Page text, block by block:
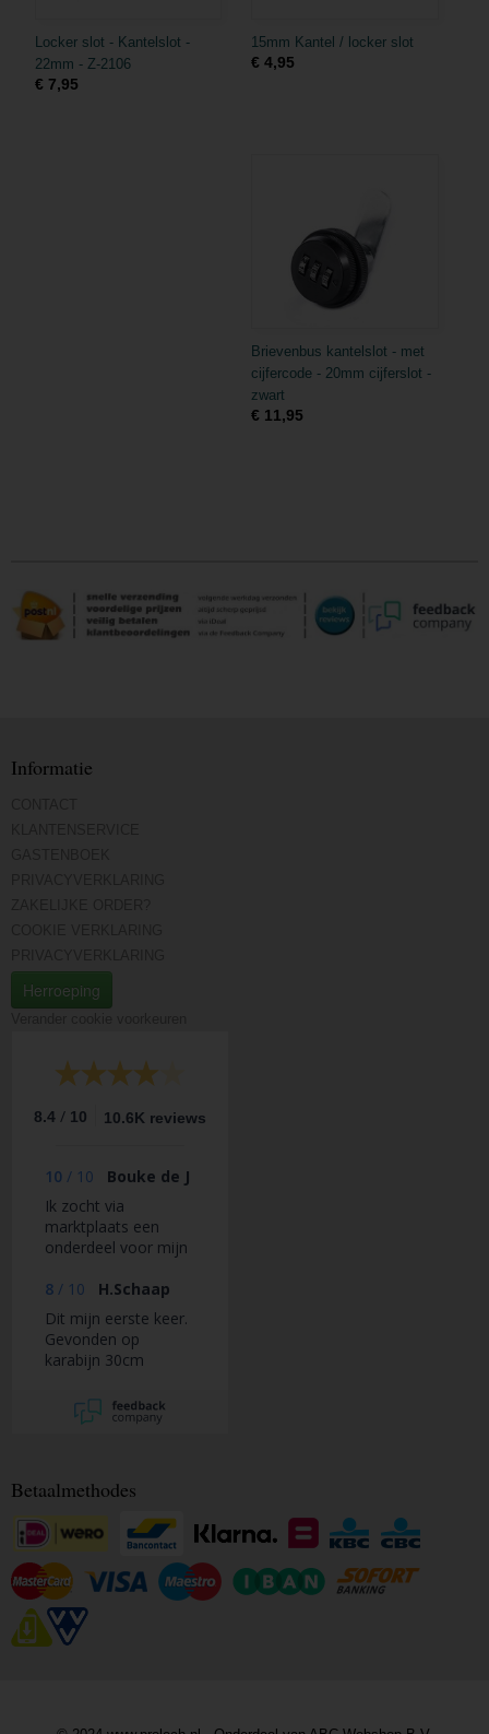
Locker slot - Kantelslot -
22mm - Z-2106
€ 7,95
15mm Kantel / locker slot
€ 4,95
Brievenbus kantelslot - met
cijfercode - 20mm cijferslot -
zwart
€ 11,95
Informatie
Herroeping
8.4 / 10 10.6K reviews
10 / 10
Bouke de J
Ik zocht via
marktplaats een
onderdeel voor mijn
kwam ik uit bij dit
bedrijf.
8 / 10
H.Schaap
Dit mijn eerste keer.
Gevonden op
karabijn 30cm
Betaalmethodes